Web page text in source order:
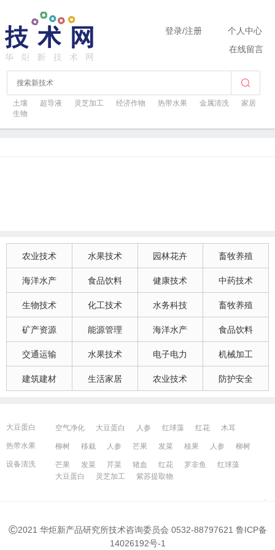
土壤 超导液 灵芝加工 经济作物 热带水果 金属清洗
家居
生物
登录/注册
个人中心
在线留言
农业技术 水果技术 园林花卉 畜牧养殖
海洋水产 食品饮料 健康技术 中药技术
生物技术 化工技术 水务科技 畜牧养殖
矿产资源 能源管理 海洋水产 食品饮料
交通运输 水果技术 电子电力 机械加工
建筑建材 生活家居 农业技术 防护安全
大豆蛋白 空气净化 大豆蛋白 人参 红球藻 红花
木耳
红花
芒果 红球藻 芹菜 养鸭 芒果 芹菜
热带水果 柳树 移栽 人参 芒果 发菜 核果 人参
柳树
大豆蛋白
人参 发菜 猪血 红花 柳树
发菜
宁波百姓网
镇江百姓网 湖州百姓网
设备清洗 芒果 发菜 芹菜 猪血 红花 罗非鱼
红球藻
大豆蛋白
灵芝加工 紫苏提取物
©2021 华炬新产品研究所技术咨询委员会 0532-88797621 鲁ICP备
14026192号-1